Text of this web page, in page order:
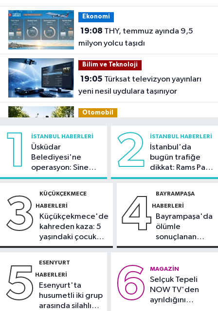
Ekonomi
19:08
milyon yolcu taşıdı
Bilim ve Teknoloji
19:05
yeni nesil uydulara taşınıyor
Otomobil
taşınacak
18:59
Olimpiyatları'nda modern
pentatlonda büyük başarılar elde
plajlarını aratmadı
1 İSTANBUL HABERLERI
Üsküdar
Belediyesi'ne
operasyon: Sinem
Dedetaş'a
2 İSTANBUL HABERLERI
İstanbul'da
bugün trafiğe
dikkat: Rams Park
çevresinde bazı
3 KÜÇÜKÇEKMECE
HABERLERI
Küçükçekmece'de
kahreden kaza: 5
yaşındaki çocuk
yoğun bakımda
4 BAYRAMPAŞA
HABERLERI
Bayrampaşa'da
ölümle
sonuçlanan
kaza: Sürücü
5 ESENYURT
HABERLERI
Esenyurt'ta
husumetli iki grup
arasında silahlı
6 MAGAZIN
Selçuk Tepeli
NOW TV'den
ayrıldığını